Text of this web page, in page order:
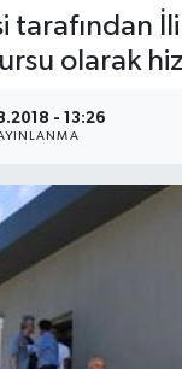
tarafından
olarak
- 13:26